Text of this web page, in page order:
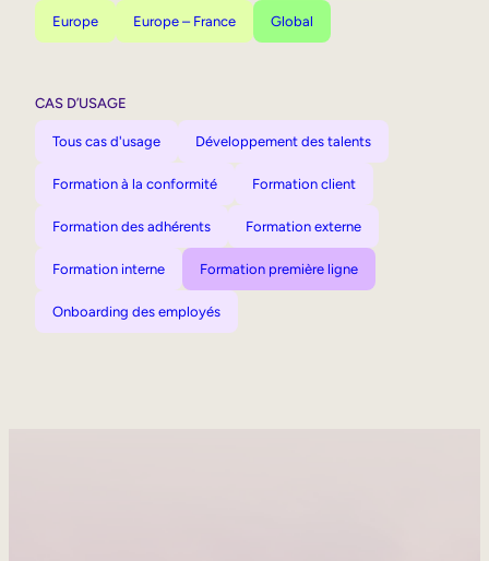
Europe Europe – France Global
CAS D’USAGE
Tous cas d'usage Développement des talents
Formation à la conformité Formation client
Formation des adhérents Formation externe
Formation interne Formation première ligne
Onboarding des employés